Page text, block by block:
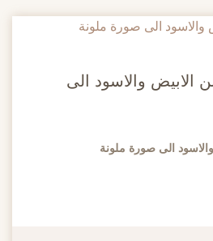
الابيض والاسود الى
الى صورة ملونة